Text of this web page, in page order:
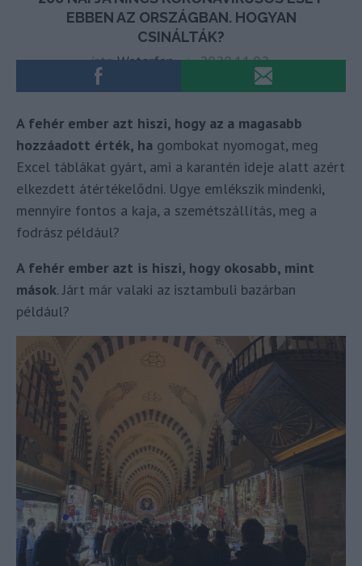
A fehér ember azt hiszi, hogy az a magasabb
hozzáadott érték, ha gombokat nyomogat, meg
Excel táblákat gyárt, ami a karantén ideje alatt azért
elkezdett átértékelődni. Ugye emlékszik mindenki,
mennyire fontos a kaja, a szemétszállítás, meg a
fodrász például?
A fehér ember azt is hiszi, hogy okosabb, mint
mások. Járt már valaki az isztambuli bazárban
például?